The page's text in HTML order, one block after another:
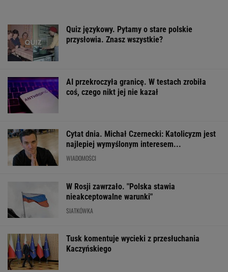
Quiz językowy. Pytamy o stare polskie
przysłowia. Znasz wszystkie?
AI przekroczyła granicę. W testach zrobiła
coś, czego nikt jej nie kazał
Cytat dnia. Michał Czernecki: Katolicyzm jest
najlepiej wymyślonym interesem...
WIADOMOŚCI
W Rosji zawrzało. "Polska stawia
nieakceptowalne warunki"
SIATKÓWKA
Tusk komentuje wycieki z przesłuchania
Kaczyńskiego